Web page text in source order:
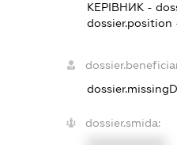
КЕРІВНИК -
dossier.position
dossier.smida: